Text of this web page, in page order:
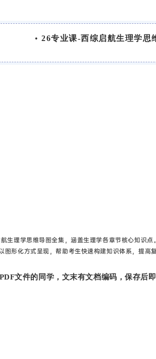
• 26专业课-西综启航生理学思
生理学思维导图全集，‌涵盖生理学各章节核心知识
图形化方式呈现，帮助考生快速构建知识体系，提高
文件的同学，文末有文档编码，保存后即